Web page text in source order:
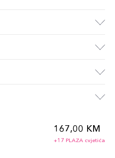
167,00 KM
+17 PLAZA cvjetića